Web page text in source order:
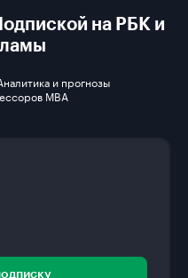
на РБК и
и прогнозы
MBA